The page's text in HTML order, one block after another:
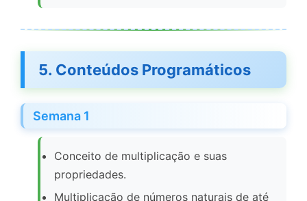
5. Conteúdos Programáticos
Semana 1
Conceito de multiplicação e suas
propriedades.
Multiplicação de números naturais de até